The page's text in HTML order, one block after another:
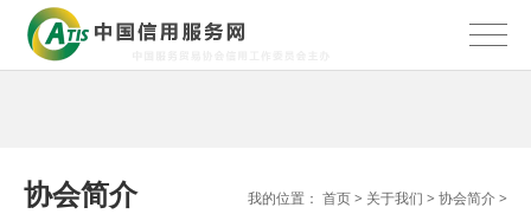
协会简介 我的位置： 首页> 关于我们 > 协会简介>